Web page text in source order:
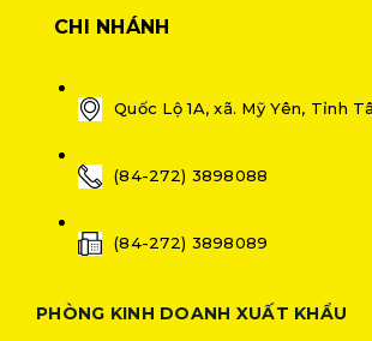
CHI NHÁNH
Quốc Lộ 1A, xã. Mỹ Yên, Tỉnh
(84-272) 3898088
(84-272) 3898089
PHÒNG KINH DOANH XUẤT KHẨU